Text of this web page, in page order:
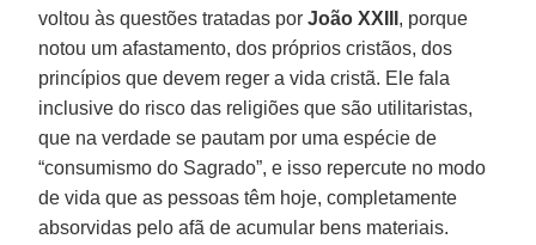
voltou às questões tratadas por João XXIII , porque
notou um afastamento, dos próprios cristãos, dos
princípios que devem reger a vida cristã. Ele fala
inclusive do risco das religiões que são utilitaristas,
que na verdade se pautam por uma espécie de
“consumismo do Sagrado”, e isso repercute no modo
de vida que as pessoas têm hoje, completamente
absorvidas pelo afã de acumular bens materiais.